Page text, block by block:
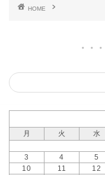
HOME
月
火 水
3
4 5
10
11 12